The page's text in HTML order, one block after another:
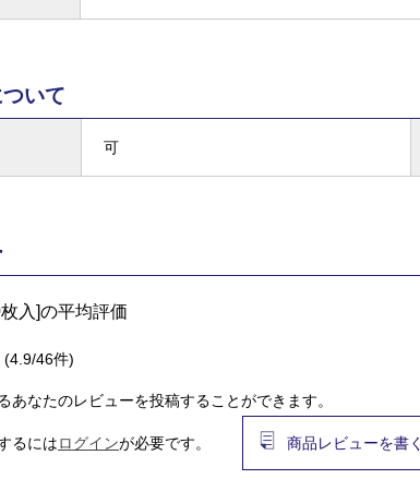
いて
可
入]の平均評価
(4.9/46件)
あなたのレビューを投稿することができます。
るにはログインが必要です。 商品レビューを書く